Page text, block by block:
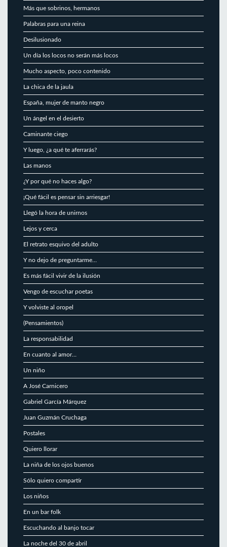
Más que sobrinos, hermanos
Palabras para una reina
Desilusionado
Un día los locos no serán más locos
Mucho aspecto, poco contenido
La chica de la jaula
España, mujer de manto negro
Un ángel en el desierto
Caminante ciego
Y luego, ¿a qué te aferrarás?
Las manos
¿Y por qué no haces algo?
¡Qué fácil es pensar sin arriesgar!
Llegó la hora de unirnos
Lejos y cerca
El retrato esquivo del adulto
Y no dejo de preguntarme…
Es más fácil vivir de la ilusión
Vengo de escuchar poetas
Y volviste al oropel
(Pensamientos)
La responsabilidad
En cuanto al amor…
Un niño
A José Carnicero
Gabriel García Márquez
Juan Guzmán Cruchaga
Postales
Quiero llorar
La niña de los ojos buenos
Sólo quiero compartir
Los niños
En un bar folk
Escuchando al banjo tocar
La noche del 30 de abril